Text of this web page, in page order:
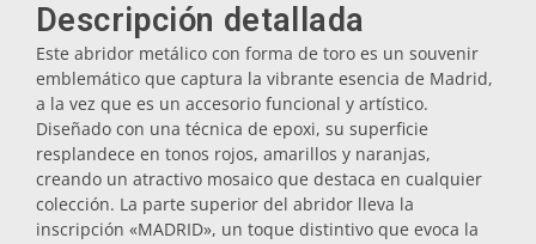
Posavasos
Tapones
Aceiteras
Descripción detallada
Este abridor metálico con forma de toro es un souvenir
emblemático que captura la vibrante esencia de Madrid,
a la vez que es un accesorio funcional y artístico.
Diseñado con una técnica de epoxi, su superficie
resplandece en tonos rojos, amarillos y naranjas,
creando un atractivo mosaico que destaca en cualquier
colección. La parte superior del abridor lleva la
inscripción «MADRID», un toque distintivo que evoca la